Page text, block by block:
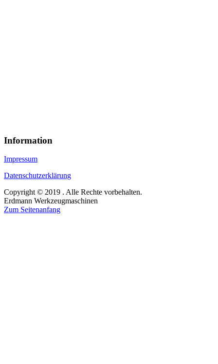
Information
Impressum
Datenschutzerklärung
Copyright © 2019 . Alle Rechte vorbehalten.
Erdmann Werkzeugmaschinen
Zum Seitenanfang